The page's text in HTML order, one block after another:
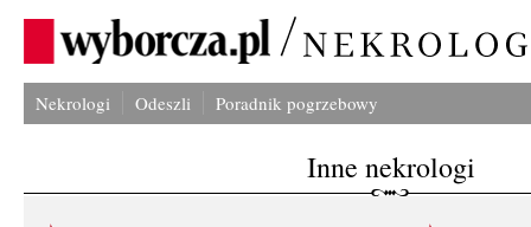
Nekrologi Odeszli Poradnik pogrzebowy
Inne nekrologi